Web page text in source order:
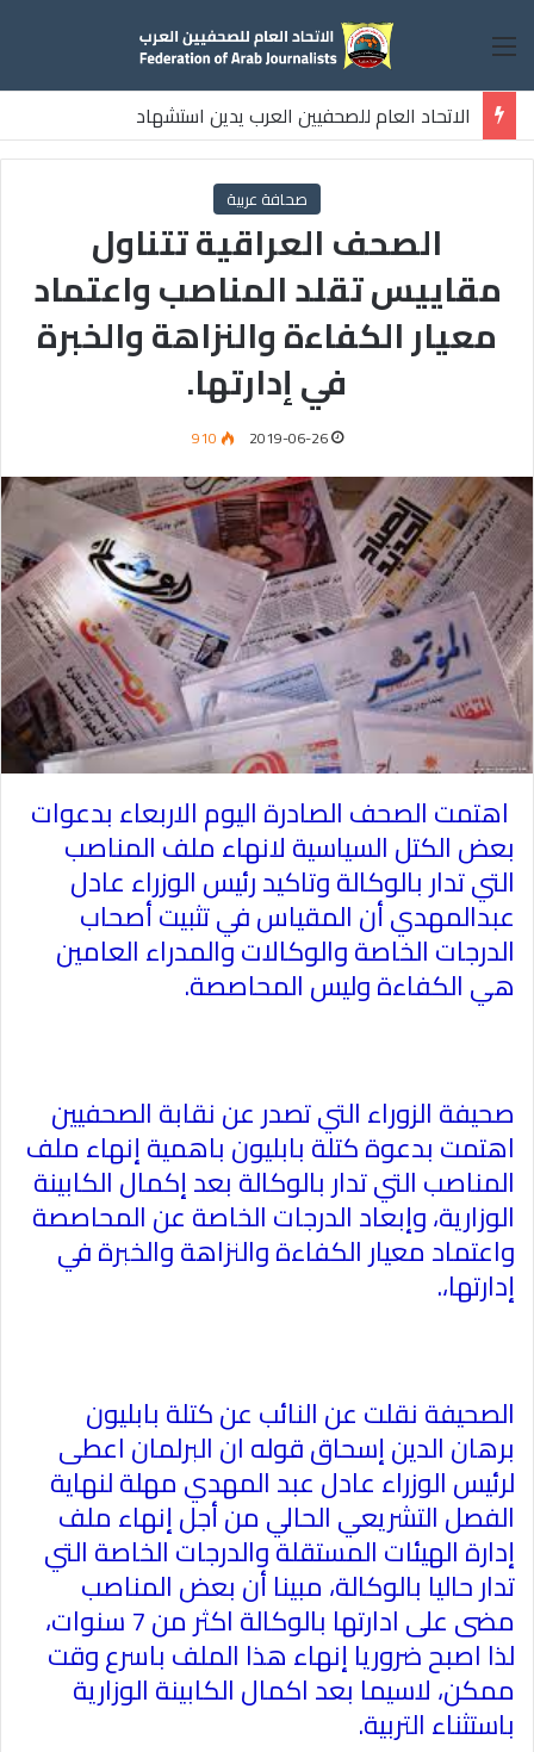
القائمة
الاتحاد العام للصحفيين العرب يدين استشهاد
ثلاثة صحفيين فلسطينيين باستهداف إسرائيلي وسط قطاع غزة
صحافة عربية
الصحف العراقية تتناول
مقاييس تقلد المناصب واعتماد
معيار الكفاءة والنزاهة والخبرة
في إدارتها.
2019-06-26
910
اهتمت الصحف الصادرة اليوم الاربعاء بدعوات
بعض الكتل السياسية لانهاء ملف المناصب
التي تدار بالوكالة وتاكيد رئيس الوزراء عادل
عبدالمهدي أن المقياس في تثبيت أصحاب
الدرجات الخاصة والوكالات والمدراء العامين
هي الكفاءة وليس المحاصصة.
صحيفة الزوراء التي تصدر عن نقابة الصحفيين
اهتمت بدعوة كتلة بابليون باهمية إنهاء ملف
المناصب التي تدار بالوكالة بعد إكمال الكابينة
الوزارية، وإبعاد الدرجات الخاصة عن المحاصصة
واعتماد معيار الكفاءة والنزاهة والخبرة في
إدارتها،.
الصحيفة نقلت عن النائب عن كتلة بابليون
برهان الدين إسحاق قوله ان البرلمان اعطى
لرئيس الوزراء عادل عبد المهدي مهلة لنهاية
الفصل التشريعي الحالي من أجل إنهاء ملف
إدارة الهيئات المستقلة والدرجات الخاصة التي
تدار حاليا بالوكالة، مبينا أن بعض المناصب
مضى على ادارتها بالوكالة اكثر من 7 سنوات،
لذا اصبح ضروريا إنهاء هذا الملف باسرع وقت
ممكن، لاسيما بعد اكمال الكابينة الوزارية
باستثناء التربية.